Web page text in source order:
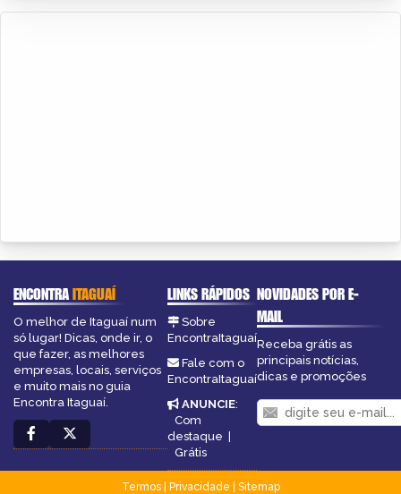
ENCONTRAITAGUAÍ
O melhor de Itaguaí num
só lugar! Dicas, onde ir, o
que fazer, as melhores
empresas, locais, serviços
e muito mais no guia
Encontra Itaguaí.
LINKS RÁPIDOS
Sobre
EncontraItaguaí
Fale com o
EncontraItaguaí
ANUNCIE:
Com
destaque |
Grátis
NOVIDADES POR E-
MAIL
Receba grátis as
principais notícias,
dicas e promoções
Termos| Privacidade
Sitemap